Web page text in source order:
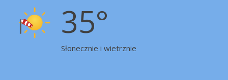
35°
Słonecznie i wietrznie